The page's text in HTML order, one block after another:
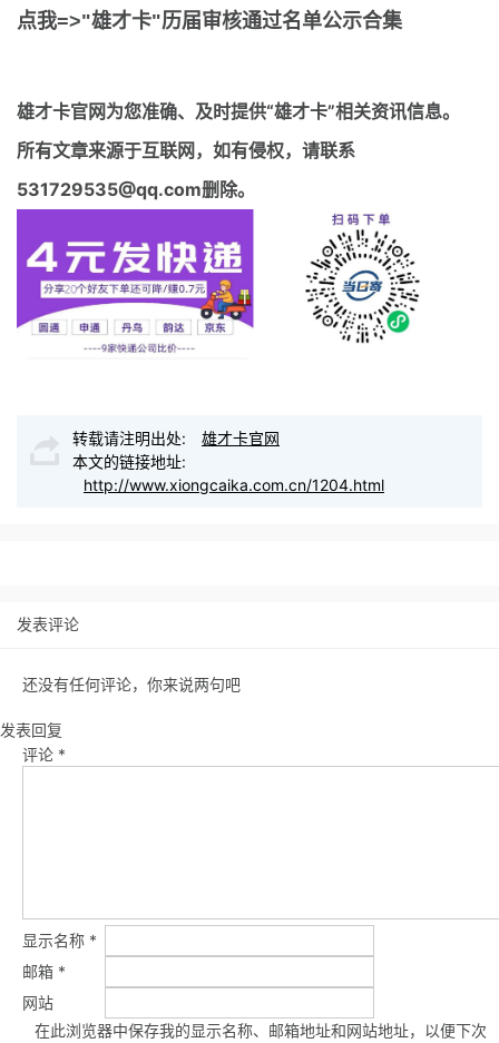
点我=>"雄才卡"历届审核通过名单公示合集
雄才卡官网为您准确、及时提供“雄才卡”相关资讯信息。
所有文章来源于互联网，如有侵权，请联系
531729535@qq.com删除。
转载请注明出处:
雄才卡官网
本文的链接地址:
http://www.xiongcaika.com.cn/1204.html
发表评论
还没有任何评论，你来说两句吧
发表回复
评论 *
显示名称 *
邮箱 *
网站
在此浏览器中保存我的显示名称、邮箱地址和网站地址，以便下次